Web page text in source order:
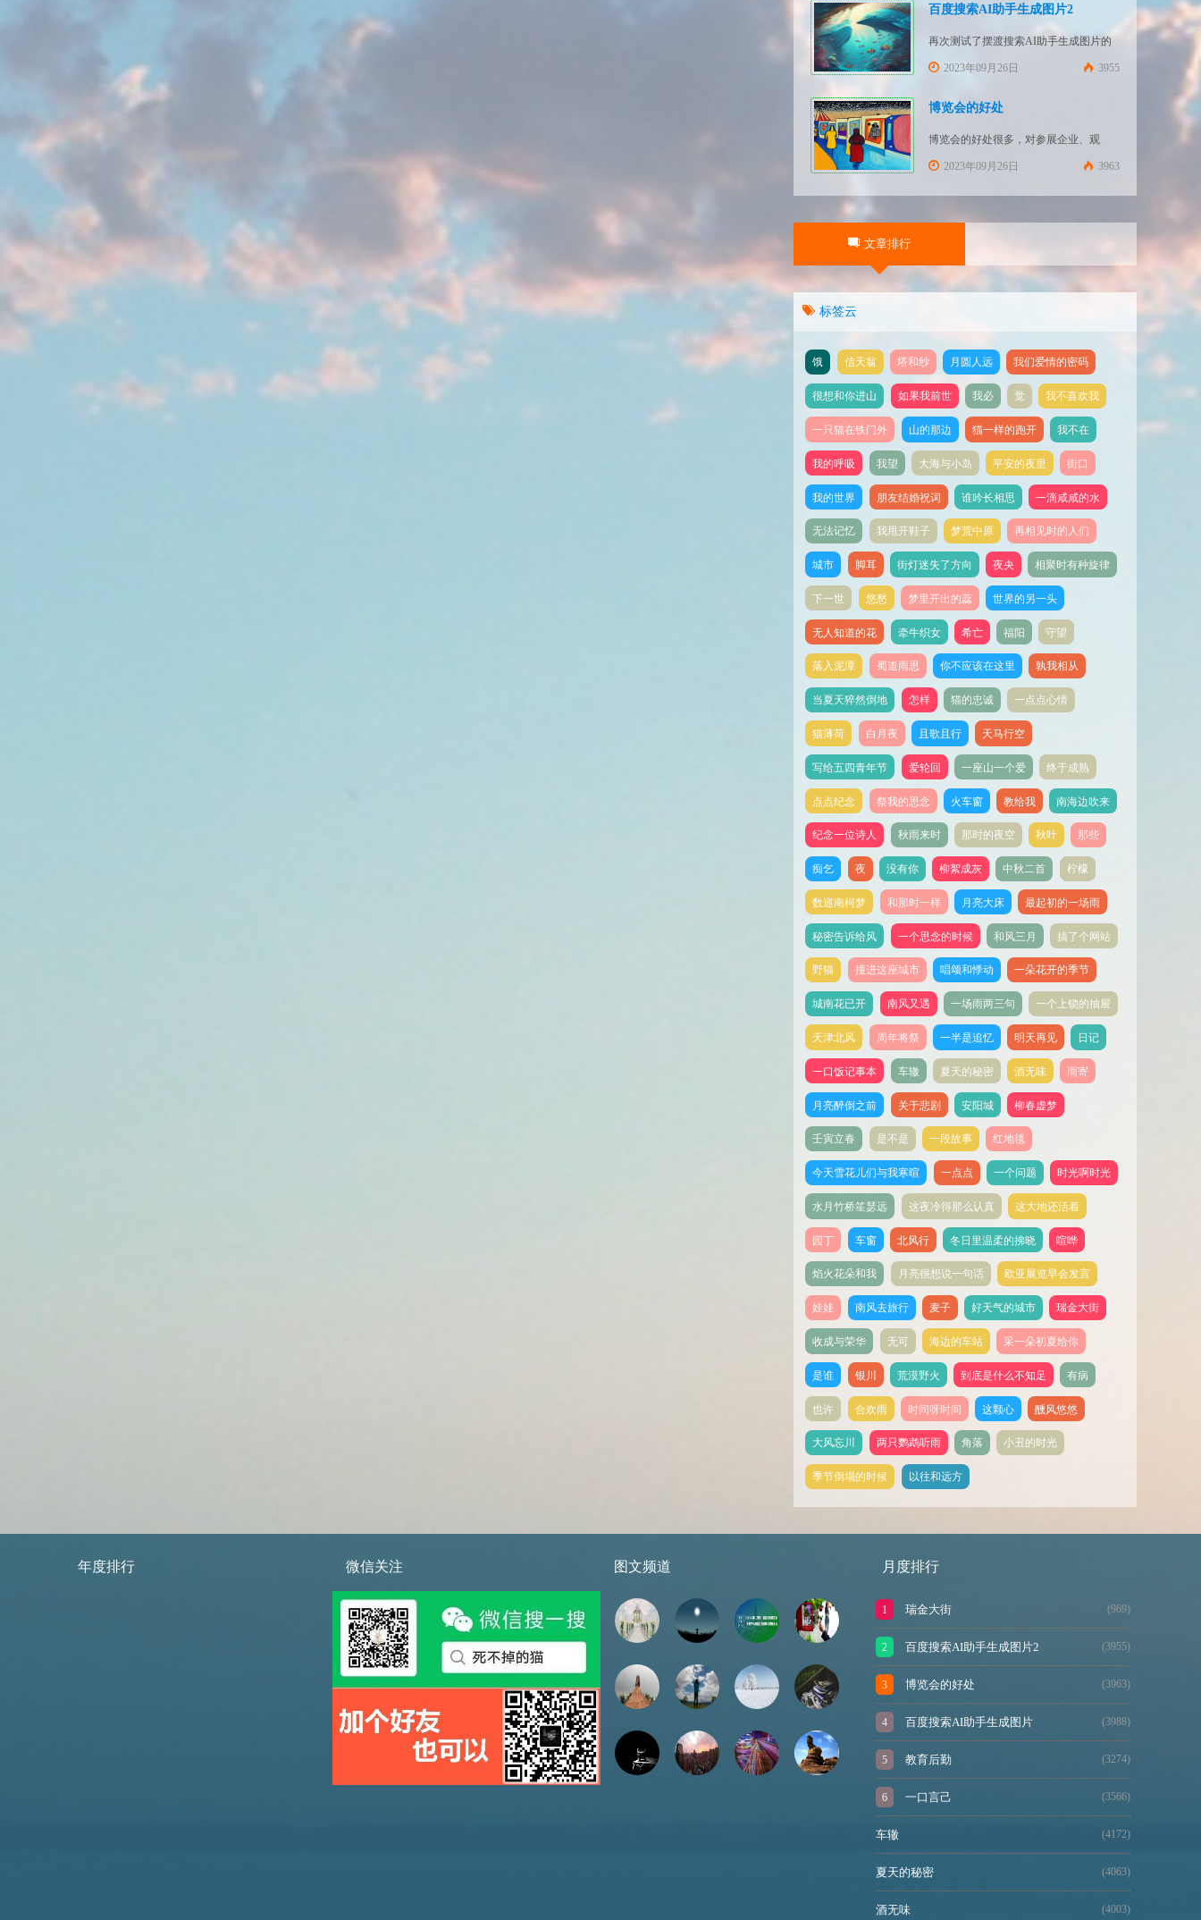
百度搜索AI助手生成图片2
再次测试了摆渡搜索AI助手生成图片的
功能 文字要求：画一幅绚丽的深海场景
场景创意图画 文字要求：画一幅绚丽的
2023年09月26日 3955
博览会的好处
博览会的好处很多，对参展企业、观
众、主办方和当地政府都有好处。大致
交流 通过博览会，参展企业可以展示自
识企业的产品和技术实力，使企业软实
力得到增值。观众则可以获取最新的产
2023年09月26日 3963
文章排行
标签云
饿 信天翁 塔和纱 月圆人远 我们爱情的密码
很想和你进山 如果我前世 我必 觉 我不喜欢我
一只猫在铁门外 山的那边 猫一样的跑开 我不在
我的呼吸 我望 大海与小岛 平安的夜里 街口
我的世界 朋友结婚祝词 谁吟长相思 一滴咸咸的水
无法记忆 我甩开鞋子 梦荒中原 再相见时的人们
城市 脚耳 街灯迷失了方向 夜央 相聚时有种旋律
下一世 悠愁 梦里开出的蕊 世界的另一头
无人知道的花 牵牛织女 希亡 福阳 守望
落入泥潭 蜀道雨思 你不应该在这里 孰我相从
当夏天猝然倒地 怎样 猫的忠诚 一点点心情
猫薄荷 白月夜 且歌且行 天马行空
写给五四青年节 爱轮回 一座山一个爱 终于成熟
点点纪念 祭我的思念 火车窗 教给我 南海边吹来
纪念一位诗人 秋雨来时 那时的夜空 秋叶 那些
痴乞 夜 没有你 柳絮成灰 中秋二首 柠檬
数巡南柯梦 和那时一样 月亮大床 最起初的一场雨
秘密告诉给风 一个思念的时候 和风三月 搞了个网站
野猫 撞进这座城市 唱颂和悸动 一朵花开的季节
城南花已开 南风又遇 一场雨两三句 一个上锁的抽屉
天津北风 周年将祭 一半是追忆 明天再见 日记
一口饭记事本 车辙 夏天的秘密 酒无味 雨寄
月亮醉倒之前 关于悲剧 安阳城 柳春虚梦
壬寅立春 是不是 一段故事 红地毯
今天雪花儿们与我寒暄 一点点 一个问题 时光啊时光
水月竹桥笙瑟远 这夜冷得那么认真 这大地还活着
园丁 车窗 北风行 冬日里温柔的拂晓 喧哗
焰火花朵和我 月亮很想说一句话 欧亚展览早会发言
娃娃 南风去旅行 麦子 好天气的城市 瑞金大街
收成与荣华 无可 海边的车站 采一朵初夏给你
是谁 银川 荒漠野火 到底是什么不知足 有病
也许 合欢雨 时间呀时间 这颗心 醺风悠悠
大风忘川 两只鹦鹉听雨 角落 小丑的时光
季节倒塌的时候 以往和远方
年度排行 微信关注 图文频道 月度排行
瑞金大街 (969)
百度搜索AI助手生成图片2 (3955)
博览会的好处 (3963)
百度搜索AI助手生成图片 (3988)
教育后勤 (3274)
一口言己 (3566)
车辙 (4172)
夏天的秘密 (4063)
酒无味 (4003)